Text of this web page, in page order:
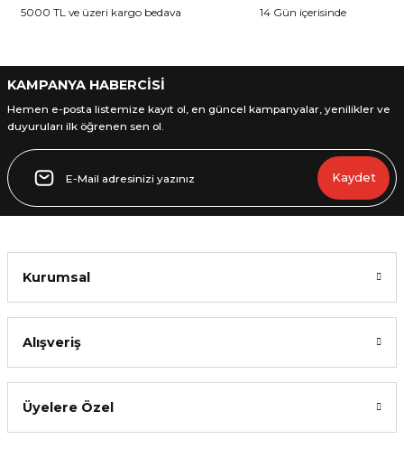
Gönder
5000 TL ve üzeri kargo bedava
14 Gün içerisinde
KAMPANYA HABERCİSİ
Hemen e-posta listemize kayıt ol, en güncel kampanyalar, yenilikler ve
duyuruları ilk öğrenen sen ol.
Kaydet
Kurumsal
Alışveriş
Üyelere Özel